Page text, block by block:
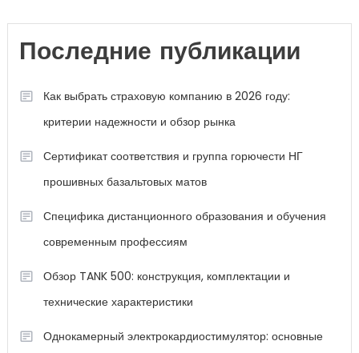
Последние публикации
Как выбрать страховую компанию в 2026 году:
критерии надежности и обзор рынка
Сертификат соответствия и группа горючести НГ
прошивных базальтовых матов
Специфика дистанционного образования и обучения
современным профессиям
Обзор TANK 500: конструкция, комплектации и
технические характеристики
Однокамерный электрокардиостимулятор: основные